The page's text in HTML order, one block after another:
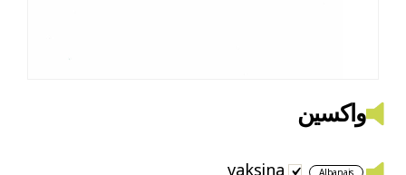
واکسین
Albanais
vaksina